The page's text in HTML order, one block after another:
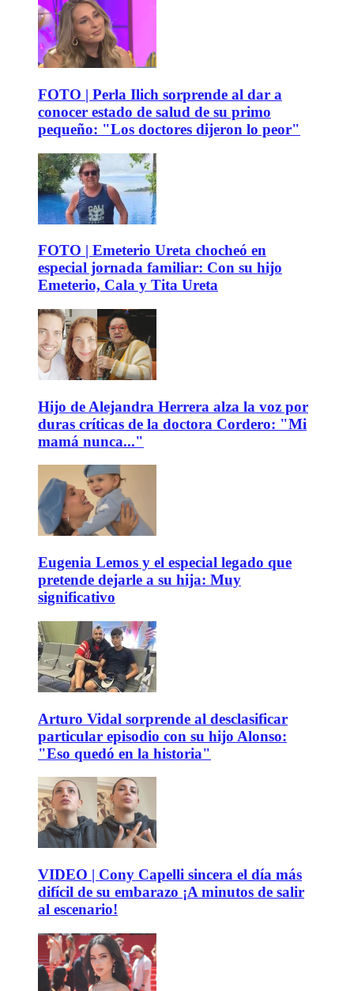
FOTO | Perla Ilich sorprende al dar a
conocer estado de salud de su primo
pequeño: "Los doctores dijeron lo peor"
FOTO | Emeterio Ureta chocheó en
especial jornada familiar: Con su hijo
Emeterio, Cala y Tita Ureta
Hijo de Alejandra Herrera alza la voz por
duras críticas de la doctora Cordero: "Mi
mamá nunca..."
Eugenia Lemos y el especial legado que
pretende dejarle a su hija: Muy
significativo
Arturo Vidal sorprende al desclasificar
particular episodio con su hijo Alonso:
"Eso quedó en la historia"
VIDEO | Cony Capelli sincera el día más
difícil de su embarazo ¡A minutos de salir
al escenario!